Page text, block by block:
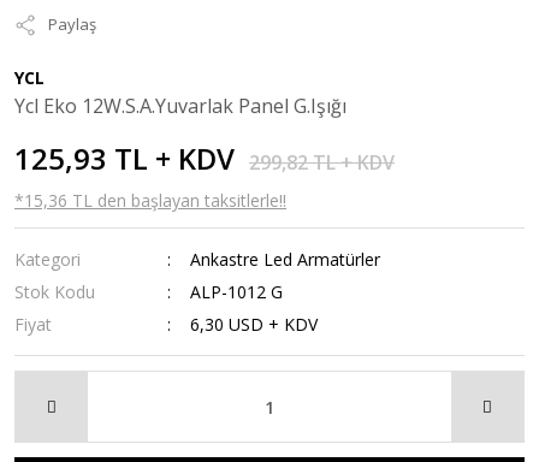
Paylaş
YCL
Ycl Eko 12W.S.A.Yuvarlak Panel G.Işığı
125,93 TL + KDV 299,82 TL + KDV
*15,36 TL den başlayan taksitlerle!!
Kategori
Ankastre Led Armatürler
Stok Kodu
ALP-1012 G
Fiyat
6,30 USD + KDV